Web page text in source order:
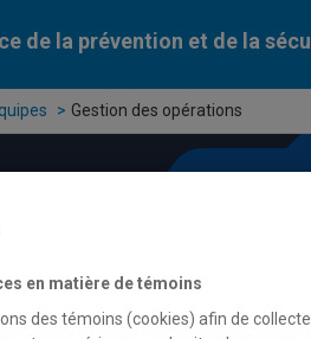
de la prévention et de la
Gestion des opérations
en matière de témoins
des témoins (cookies) afin de